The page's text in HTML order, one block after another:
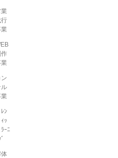
ン
ﾚﾝ
ｯ
ﾗｰﾆ